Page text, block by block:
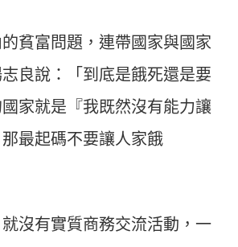
貧富問題，連帶國家與國家
良說：「到底是餓死還是要
家就是『我既然沒有能力讓
最起碼不要讓人家餓
沒有實質商務交流活動，一